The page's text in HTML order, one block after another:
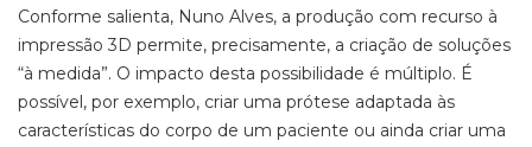
Conforme salienta, Nuno Alves, a produção com recurso à
impressão 3D permite, precisamente, a criação de soluções
“à medida”. O impacto desta possibilidade é múltiplo. É
possível, por exemplo, criar uma prótese adaptada às
características do corpo de um paciente ou ainda criar uma